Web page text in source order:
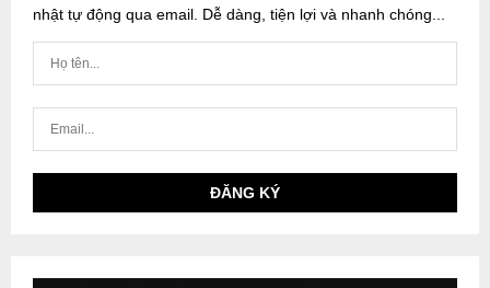
nhật tự động qua email. Dễ dàng, tiện lợi và nhanh chóng...